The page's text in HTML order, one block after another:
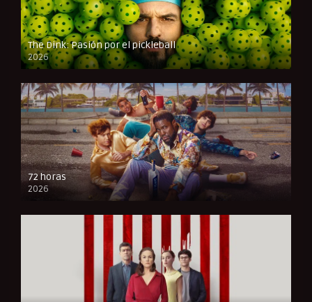
The Dink: Pasión por el pickleball
2026
FULL HD
72 horas
2026
FULL HD